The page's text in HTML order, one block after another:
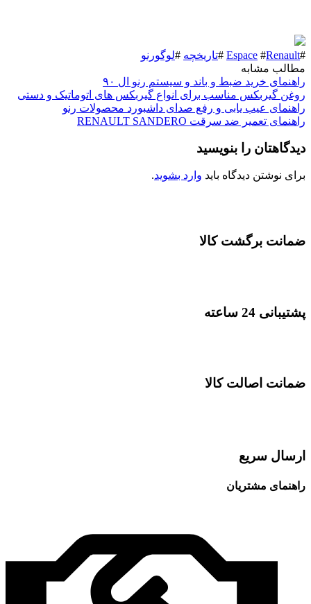
#
Espace #Renault
#تاریخچه #لوگورنو
مطالب مشابه
راهنمای خرید ضبط و باند و سیستم رنو ال ۹۰
روغن گیربکس مناسب برای انواع گیربکس های اتوماتیک و دستی
راهنمای عیب یابی و رفع صدای داشبورد محصولات رنو
راهنمای تعمیر ضد سرقت RENAULT SANDERO
دیدگاهتان را بنویسید
برای نوشتن دیدگاه باید وارد بشوید.
ضمانت برگشت کالا
پشتیبانی 24 ساعته
ضمانت اصالت کالا
ارسال سریع
راهنمای مشتریان